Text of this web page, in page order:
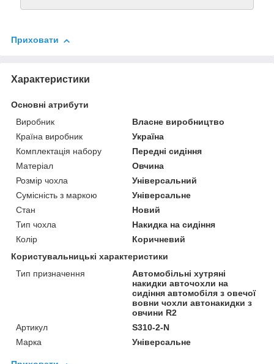
Приховати
Характеристики
Основні атрибути
Виробник
Власне виробництво
Країна виробник
Україна
Комплектація набору
Передні сидіння
Матеріал
Овчина
Розмір чохла
Універсальний
Сумісність з маркою
Універсальне
Стан
Новий
Тип чохла
Накидка на сидіння
Колір
Коричневий
Користувальницькі характеристики
Тип призначення
Автомобільні хутряні
накидки авточохли на
сидіння автомобіля з овечої
вовни чохли автонакидки з
овчини R2
Артикул
S310-2-N
Марка
Універсальне